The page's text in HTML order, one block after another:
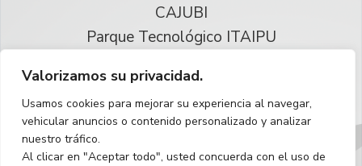
Valorizamos su privacidad.
Usamos cookies para mejorar su experiencia al navegar,
vehicular anuncios o contenido personalizado y analizar
nuestro tráfico.
Al clicar en "Aceptar todo", usted concuerda con el uso de
CAJUBI
Parque Tecnológico ITAIPU
Reservados todos los derechos
Español